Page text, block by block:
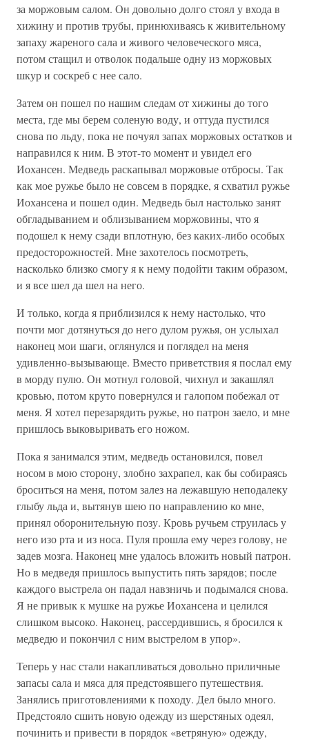
за моржовым салом. Он довольно долго стоял у входа в
хижину и против трубы, принюхиваясь к живительному
запаху жареного сала и живого человеческого мяса,
потом стащил и отволок подальше одну из моржовых
шкур и соскреб с нее сало.
Затем он пошел по нашим следам от хижины до того
места, где мы берем соленую воду, и оттуда пустился
снова по льду, пока не почуял запах моржовых остатков и
направился к ним. В этот-то момент и увидел его
Иохансен. Медведь раскапывал моржовые отбросы. Так
как мое ружье было не совсем в порядке, я схватил ружье
Иохансена и пошел один. Медведь был настолько занят
обгладыванием и облизыванием моржовины, что я
подошел к нему сзади вплотную, без каких-либо особых
предосторожностей. Мне захотелось посмотреть,
насколько близко смогу я к нему подойти таким образом,
и я все шел да шел на него.
И только, когда я приблизился к нему настолько, что
почти мог дотянуться до него дулом ружья, он услыхал
наконец мои шаги, оглянулся и поглядел на меня
удивленно-вызывающе. Вместо приветствия я послал ему
в морду пулю. Он мотнул головой, чихнул и закашлял
кровью, потом круто повернулся и галопом побежал от
меня. Я хотел перезарядить ружье, но патрон заело, и мне
пришлось выковыривать его ножом.
Пока я занимался этим, медведь остановился, повел
носом в мою сторону, злобно захрапел, как бы собираясь
броситься на меня, потом залез на лежавшую неподалеку
глыбу льда и, вытянув шею по направлению ко мне,
принял оборонительную позу. Кровь ручьем струилась у
него изо рта и из носа. Пуля прошла ему через голову, не
задев мозга. Наконец мне удалось вложить новый патрон.
Но в медведя пришлось выпустить пять зарядов; после
каждого выстрела он падал навзничь и подымался снова.
Я не привык к мушке на ружье Иохансена и целился
слишком высоко. Наконец, рассердившись, я бросился к
медведю и покончил с ним выстрелом в упор».
Теперь у нас стали накапливаться довольно приличные
запасы сала и мяса для предстоявшего путешествия.
Занялись приготовлениями к походу. Дел было много.
Предстояло сшить новую одежду из шерстяных одеял,
починить и привести в порядок «ветряную» одежду,